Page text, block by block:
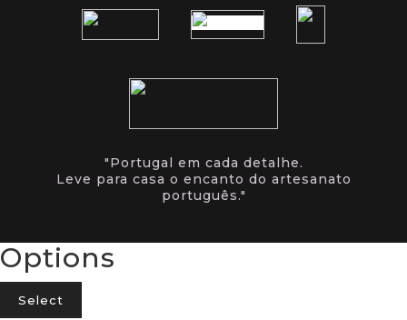
"Portugal em cada detalhe.
Leve para casa o encanto do artesanato
português."
Options
Select